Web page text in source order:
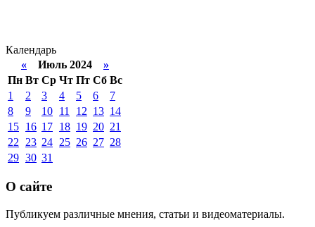
Календарь
« Июль 2024 »
Пн Вт Ср Чт Пт Сб Вс
1
2 3 4 5 6
7
8
9 10 11 12 13 14
15 16 17 18 19 20 21
22
23 24 25 26 27 28
29 30 31
О сайте
Публикуем различные мнения, статьи и видеоматериалы.